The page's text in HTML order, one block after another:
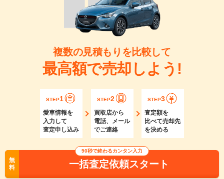
複数の見積もりを比較して
最高額で売却しよう!
STEP1
愛車情報を
入力して
査定申し込み
STEP2
買取店から
電話、メール
でご連絡
STEP3
査定額を
比べて売却先
を決める
無
料
90秒で終わるカンタン入力
一括査定依頼スタート